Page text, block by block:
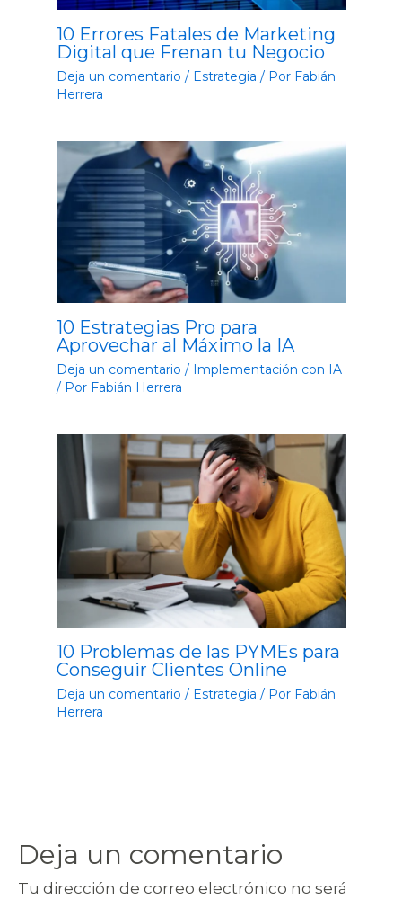
10 Errores Fatales de Marketing
Digital que Frenan tu Negocio
Deja un comentario / Estrategia / Por Fabián
Herrera
10 Estrategias Pro para
Aprovechar al Máximo la IA
Deja un comentario / Implementación con IA
/ Por Fabián Herrera
10 Problemas de las PYMEs para
Conseguir Clientes Online
Deja un comentario / Estrategia / Por Fabián
Herrera
Deja un comentario
Tu dirección de correo electrónico no será